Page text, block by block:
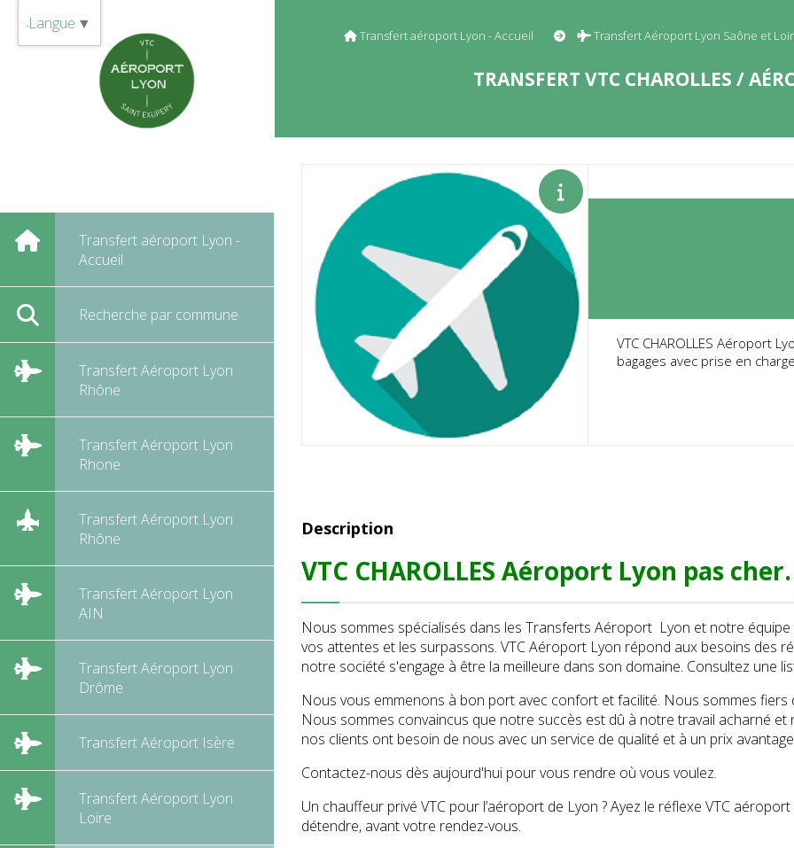
Transfert aéroport Lyon -
Accueil
Recherche par commune
Transfert Aéroport Lyon
Rhône
Transfert Aéroport Lyon
Rhone
Transfert Aéroport Lyon
Rhône
Transfert Aéroport Lyon
AIN
Transfert Aéroport Lyon
Drôme
Transfert Aéroport Isère
Transfert Aéroport Lyon
Loire
Transfert aéroport Lyon - Accueil Transfert Aéroport Lyon Saône et
TRANSFERT VTC CHAROLLES /
VTC CHAROLLES Aéroport
bagages avec prise en
Description
VTC CHAROLLES Aéroport Lyon pas cher.
Nous sommes spécialisés dans les Transferts Aéroport Lyon et notre
vos attentes et les surpassons. VTC Aéroport Lyon répond aux besoins des
notre société s'engage à être la meilleure dans son domaine. Consultez une
Nous vous emmenons à bon port avec confort et facilité. Nous sommes
Nous sommes convaincus que notre succès est dû à notre travail acharné
nos clients ont besoin de nous avec un service de qualité et à un prix
Contactez-nous dès aujourd'hui pour vous rendre où vous voulez.
Un chauffeur privé VTC pour l’aéroport de Lyon ? Ayez le réflexe VTC
détendre, avant votre rendez-vous.
Langue ▼